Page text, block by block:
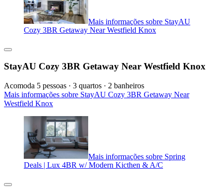
Mais informações sobre StayAU
Cozy 3BR Getaway Near Westfield Knox
StayAU Cozy 3BR Getaway Near Westfield Knox
Acomoda 5 pessoas · 3 quartos · 2 banheiros
Mais informações sobre StayAU Cozy 3BR Getaway Near
Westfield Knox
Mais informações sobre Spring
Deals | Lux 4BR w/ Modern Kicthen & A/C